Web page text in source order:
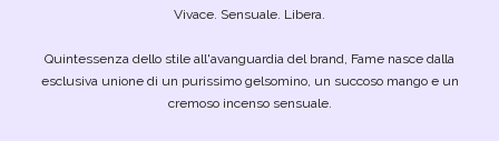
Vivace. Sensuale. Libera.
Quintessenza dello stile all'avanguardia del brand, Fame nasce dalla
esclusiva unione di un purissimo gelsomino, un succoso mango e un
cremoso incenso sensuale.